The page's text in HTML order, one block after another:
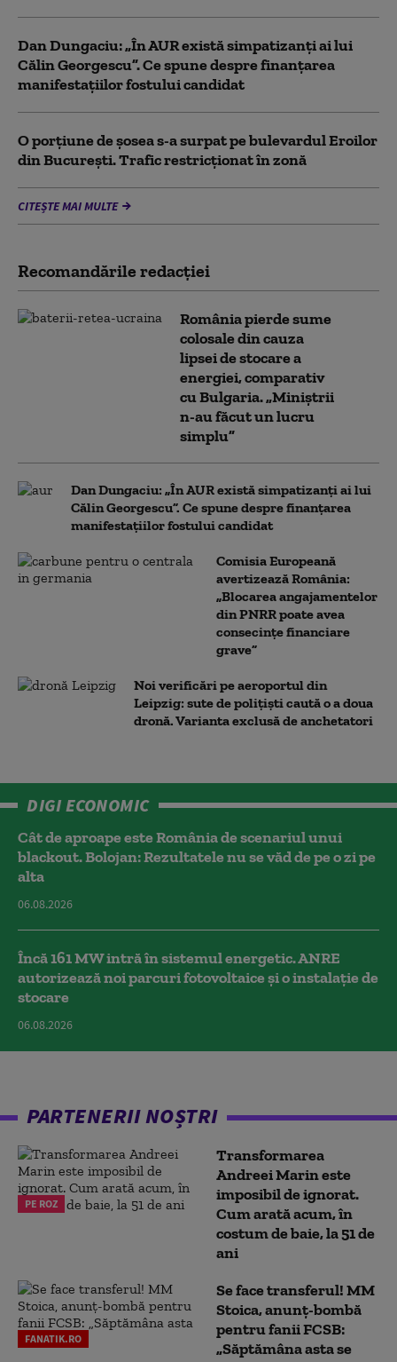
Dan Dungaciu: „În AUR există simpatizanți ai lui
Călin Georgescu”. Ce spune despre finanțarea
manifestațiilor fostului candidat
O porțiune de șosea s-a surpat pe bulevardul Eroilor
din București. Trafic restricționat în zonă
CITEȘTE MAI MULTE
Recomandările redacţiei
România pierde sume
colosale din cauza
lipsei de stocare a
energiei, comparativ
cu Bulgaria. „Miniștrii
n-au făcut un lucru
simplu”
Dan Dungaciu: „În AUR există simpatizanți ai lui
Călin Georgescu”. Ce spune despre finanțarea
manifestațiilor fostului candidat
Comisia Europeană
avertizează România:
„Blocarea angajamentelor
din PNRR poate avea
consecințe financiare
grave”
Noi verificări pe aeroportul din
Leipzig: sute de polițiști caută o a doua
dronă. Varianta exclusă de anchetatori
DIGI ECONOMIC
Cât de aproape este România de scenariul unui
blackout. Bolojan: Rezultatele nu se văd de pe o zi pe
alta
06.08.2026
Încă 161 MW intră în sistemul energetic. ANRE
autorizează noi parcuri fotovoltaice și o instalație de
stocare
06.08.2026
PARTENERII NOȘTRI
PE ROZ
Transformarea
Andreei Marin este
imposibil de ignorat.
Cum arată acum, în
costum de baie, la 51 de
ani
FANATIK.RO
Se face transferul! MM
Stoica, anunț-bombă
pentru fanii FCSB:
„Săptămâna asta se